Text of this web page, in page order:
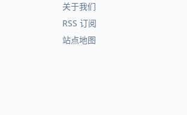
关于我们
RSS 订阅
站点地图